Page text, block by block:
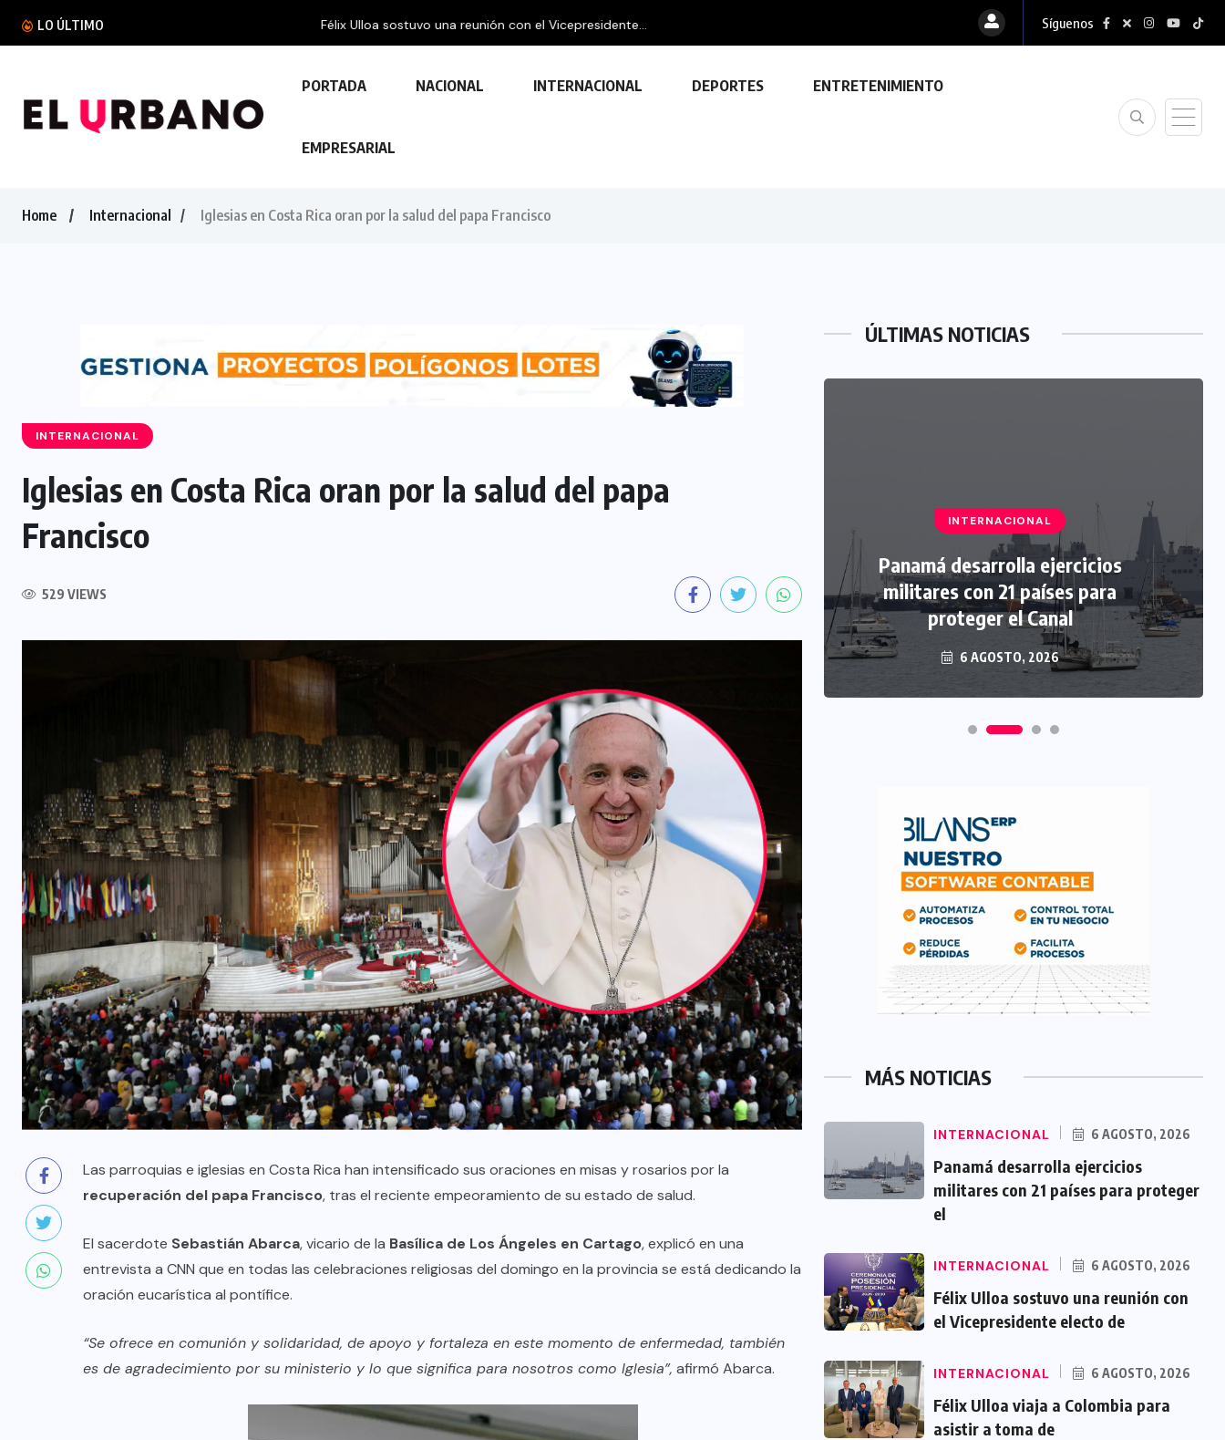
LO ÚLTIMO Félix Ulloa sostuvo una reunión con el Vicepresidente... Síguenos
PORTADA NACIONAL INTERNACIONAL DEPORTES ENTRETENIMIENTO
EMPRESARIAL
Home Internacional Iglesias en Costa Rica oran por la salud del papa Francisco
INTERNACIONAL
Iglesias en Costa Rica oran por la salud del papa
Francisco
529 VIEWS
Las parroquias e iglesias en Costa Rica han intensificado sus oraciones en misas y rosarios por la
recuperación del papa Francisco, tras el reciente empeoramiento de su estado de salud.
El sacerdote Sebastián Abarca, vicario de la Basílica de Los Ángeles en Cartago, explicó en una
entrevista a CNN que en todas las celebraciones religiosas del domingo en la provincia se está dedicando la
oración eucarística al pontífice.
“Se ofrece en comunión y solidaridad, de apoyo y fortaleza en este momento de enfermedad, también
es de agradecimiento por su ministerio y lo que significa para nosotros como Iglesia”, afirmó Abarca.
ÚLTIMAS NOTICIAS
6 AGOSTO, 2026
23 FEBRERO, 2024
INTERNACIONAL
Panamá desarrolla ejercicios
militares con 21 países para
proteger el Canal
6 AGOSTO, 2026
MÁS NOTICIAS
INTERNACIONAL 6 AGOSTO, 2026
Panamá desarrolla ejercicios
militares con 21 países para proteger
el
INTERNACIONAL 6 AGOSTO, 2026
Félix Ulloa sostuvo una reunión con
el Vicepresidente electo de
INTERNACIONAL 6 AGOSTO, 2026
Félix Ulloa viaja a Colombia para
asistir a toma de